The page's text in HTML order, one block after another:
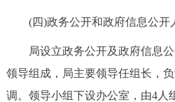
(四)政务公开和政府信息公开
局设立政务公开及政府信息公
领导组成，局主要领导任组长，
调。领导小组下设办公室，由4人